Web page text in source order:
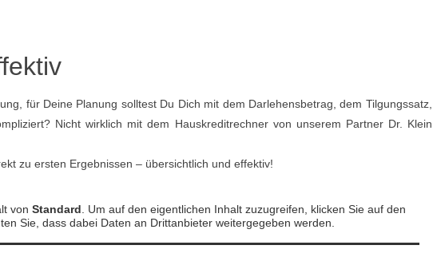
für Deine Planung solltest Du Dich mit dem Darlehensbetrag, dem Tilgungssatz,
Nicht wirklich mit dem Hauskreditrechner von unserem Partner Dr. Klein
zu ersten Ergebnissen – übersichtlich und effektiv!
von Standard . Um auf den eigentlichen Inhalt zuzugreifen, klicken Sie auf den
Sie, dass dabei Daten an Drittanbieter weitergegeben werden.